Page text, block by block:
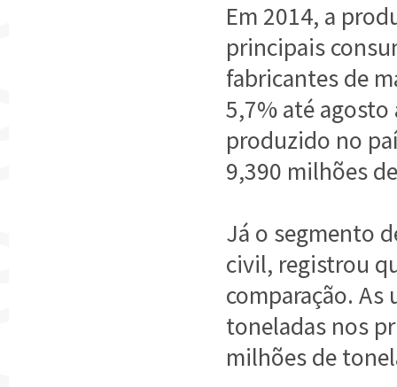
Em 2014, a
principais
fabricantes de
5,7% até
produzido no
9,390 milhões
Já o segmento
civil, registrou
comparação.
toneladas nos
milhões de